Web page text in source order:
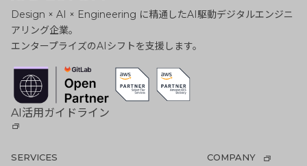
Design × AI × Engineering に精通したAI駆動デジタルエンジニ
アリング企業。
エンタープライズのAIシフトを支援します。
AI活用ガイドライン
SERVICES COMPANY